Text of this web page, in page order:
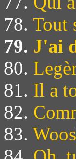
78. Tout
79. J'ai
80.
81. Il a
82.
83.